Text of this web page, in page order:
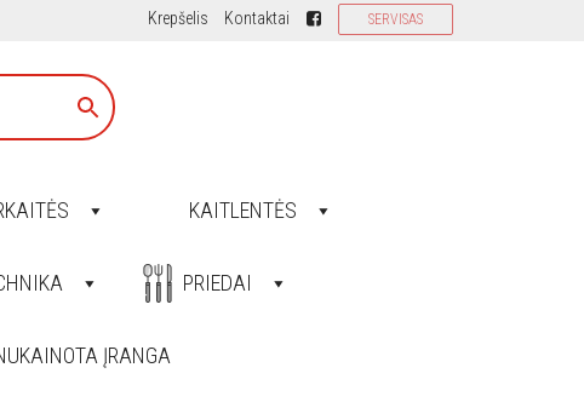
SERVISAS
Kontaktai
Krepšelis
KAITLENTĖS
PRIEDAI
ĮRANGA